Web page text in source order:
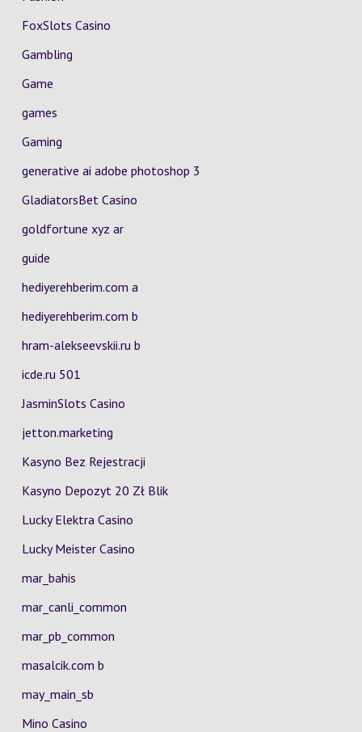
FoxSlots Casino
Gambling
Game
games
Gaming
generative ai adobe photoshop 3
GladiatorsBet Casino
goldfortune xyz ar
guide
hediyerehberim.com a
hediyerehberim.com b
hram-alekseevskii.ru b
icde.ru 501
JasminSlots Casino
jetton.marketing
Kasyno Bez Rejestracji
Kasyno Depozyt 20 Zł Blik
Lucky Elektra Casino
Lucky Meister Casino
mar_bahis
mar_canli_common
mar_pb_common
masalcik.com b
may_main_sb
Mino Casino